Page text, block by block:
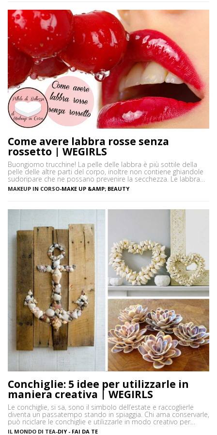
Come avere labbra rosse senza
rossetto | WEGIRLS
Buongiorno trucchine! La pelle delle labbra è più sottile della
pelle delle altre parti del corpo, inoltre non contiene ghiandole
sudoripare che ne possano prevenire la secchezza. Le labbra
sono sensibili alle aggressioni ambientali e spesso possono
diventare scure o sbiadite soprattutto a causa dell’esposizione
MAKEUP IN CORSO-MAKE UP &AMP; BEAUTY
Conchiglie: 5 idee per utilizzarle in
maniera creativa | WEGIRLS
Le conchiglie, si sa, sono il simbolo dell’estate e raccoglierle
diventa un passatempo stando in spiaggia. Chi ama conservarle,
può riciclare le conchiglie e utilizzarle in modo creativo per
decorare oggetti fai da te, soprattutto per arredare la casa al
IL MONDO DI TEA-DIY - FAI DA TE